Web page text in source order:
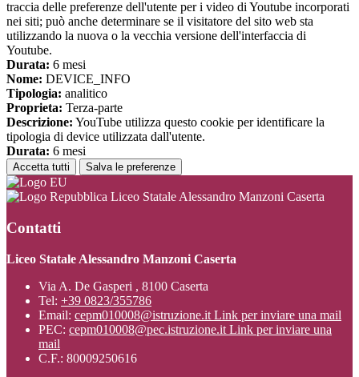
traccia delle preferenze dell'utente per i video di Youtube incorporati
nei siti; può anche determinare se il visitatore del sito web sta
utilizzando la nuova o la vecchia versione dell'interfaccia di
Youtube.
Durata: 6 mesi
Nome: DEVICE_INFO
Tipologia: analitico
Proprieta: Terza-parte
Descrizione: YouTube utilizza questo cookie per identificare la
tipologia di device utilizzata dall'utente.
Durata: 6 mesi
Accetta tutti Salva le preferenze
Liceo Statale Alessandro Manzoni Caserta
Contatti
Liceo Statale Alessandro Manzoni Caserta
Via A. De Gasperi , 8100 Caserta
Tel: +39 0823/355786
Email: cepm010008@istruzione.it Link per inviare una mail
PEC: cepm010008@pec.istruzione.it Link per inviare una
mail
C.F.: 80009250616